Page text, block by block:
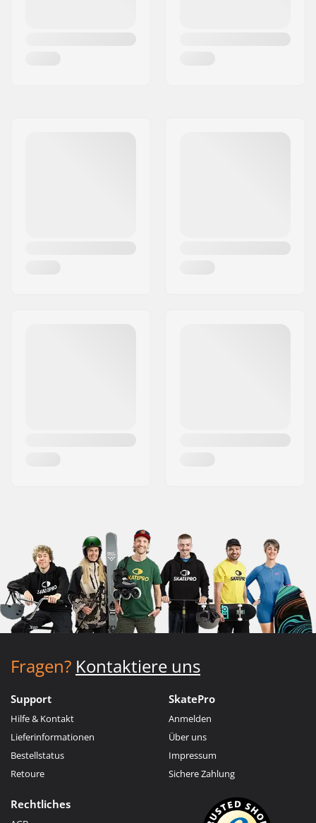
Fragen? Kontaktiere uns
Support
Hilfe & Kontakt
Lieferinformationen
Bestellstatus
Retoure
SkatePro
Anmelden
Über uns
Impressum
Sichere Zahlung
Rechtliches